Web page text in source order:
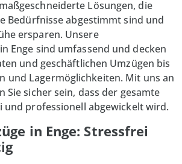
Lösungen, die
Bedürfnisse abgestimmt sind und
ersparen. Unsere
Enge sind umfassend und decken
und geschäftlichen Umzügen bis
und Lagermöglichkeiten. Mit uns an
Sie sicher sein, dass der gesamte
und professionell abgewickelt wird.
in Enge: Stressfrei